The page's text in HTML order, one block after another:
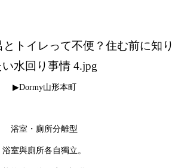
▶Dormy山形本町
浴室・廁所分離型
浴室與廁所各自獨立。